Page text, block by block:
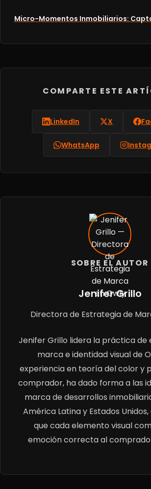
Micro-Momentos Inmobiliarios:
COMPARTE ESTE
LinkedIn X
WhatsApp
SOBRE EL AUTOR
Jenifer Grillo
Directora de Estrategia de
Jenifer Grillo lidera la práctica de
marca e identidad visual de
experiencia en teoría del color y
comprador, ha dado forma a las
marca de desarrollos
América Latina y Estados
que cada elemento visual
emoción correcta al